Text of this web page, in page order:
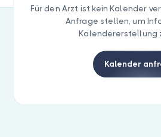
Für den Arzt ist kein Kalender
Anfrage stellen, um
Kalendererstellung
Kalender